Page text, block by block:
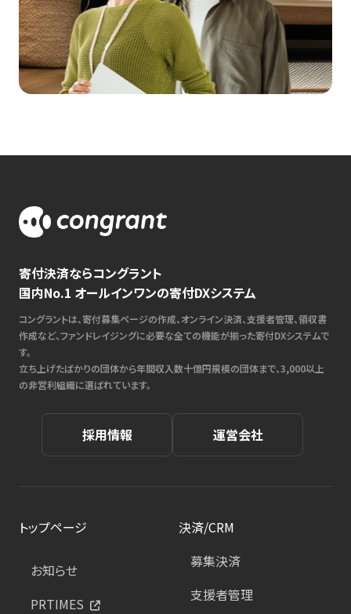
寄付決済ならコングラント
国内No.1 オールインワンの寄付DXシステム
コングラントは、寄付募集ページの作成、オンライン決済、支援者管理、領収書
作成など、ファンドレイジングに必要な全ての機能が揃った寄付DXシステムで
す。
立ち上げたばかりの団体から年間収入数十億円規模の団体まで、3,000以上
の非営利組織に選ばれています。
採用情報 運営会社
トップページ
お知らせ
PRTIMES
決済/CRM
募集決済
支援者管理